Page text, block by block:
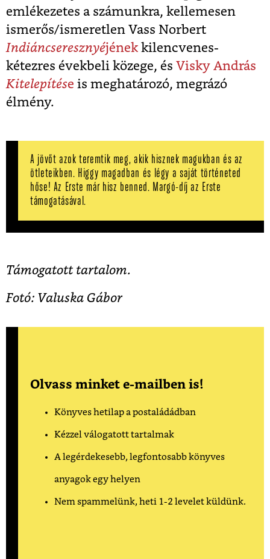
emlékezetes a számunkra, kellemesen
ismerős/ismeretlen Vass Norbert
Indiáncseresznyéjének kilencvenes-
kétezres évekbeli közege, és Visky András
Kitelepítése is meghatározó, megrázó
élmény.
A jövőt azok teremtik meg, akik hisznek magukban és az
ötleteikben. Higgy magadban és légy a saját történeted
hőse! Az Erste már hisz benned. Margó-díj az Erste
támogatásával.
Támogatott tartalom.
Fotó: Valuska Gábor
Olvass minket e-mailben is!
Könyves hetilap a postaládádban
Kézzel válogatott tartalmak
A legérdekesebb, legfontosabb könyves
anyagok egy helyen
Nem spammelünk, heti 1-2 levelet küldünk.